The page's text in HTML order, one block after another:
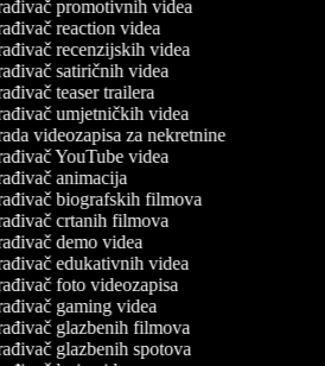
promotivnih videa
reaction videa
recenzijskih videa
satiričnih videa
teaser trailera
umjetničkih videa
videozapisa za nekretnine
YouTube videa
animacija
biografskih filmova
crtanih filmova
demo videa
edukativnih videa
foto videozapisa
gaming videa
glazbenih filmova
glazbenih spotova